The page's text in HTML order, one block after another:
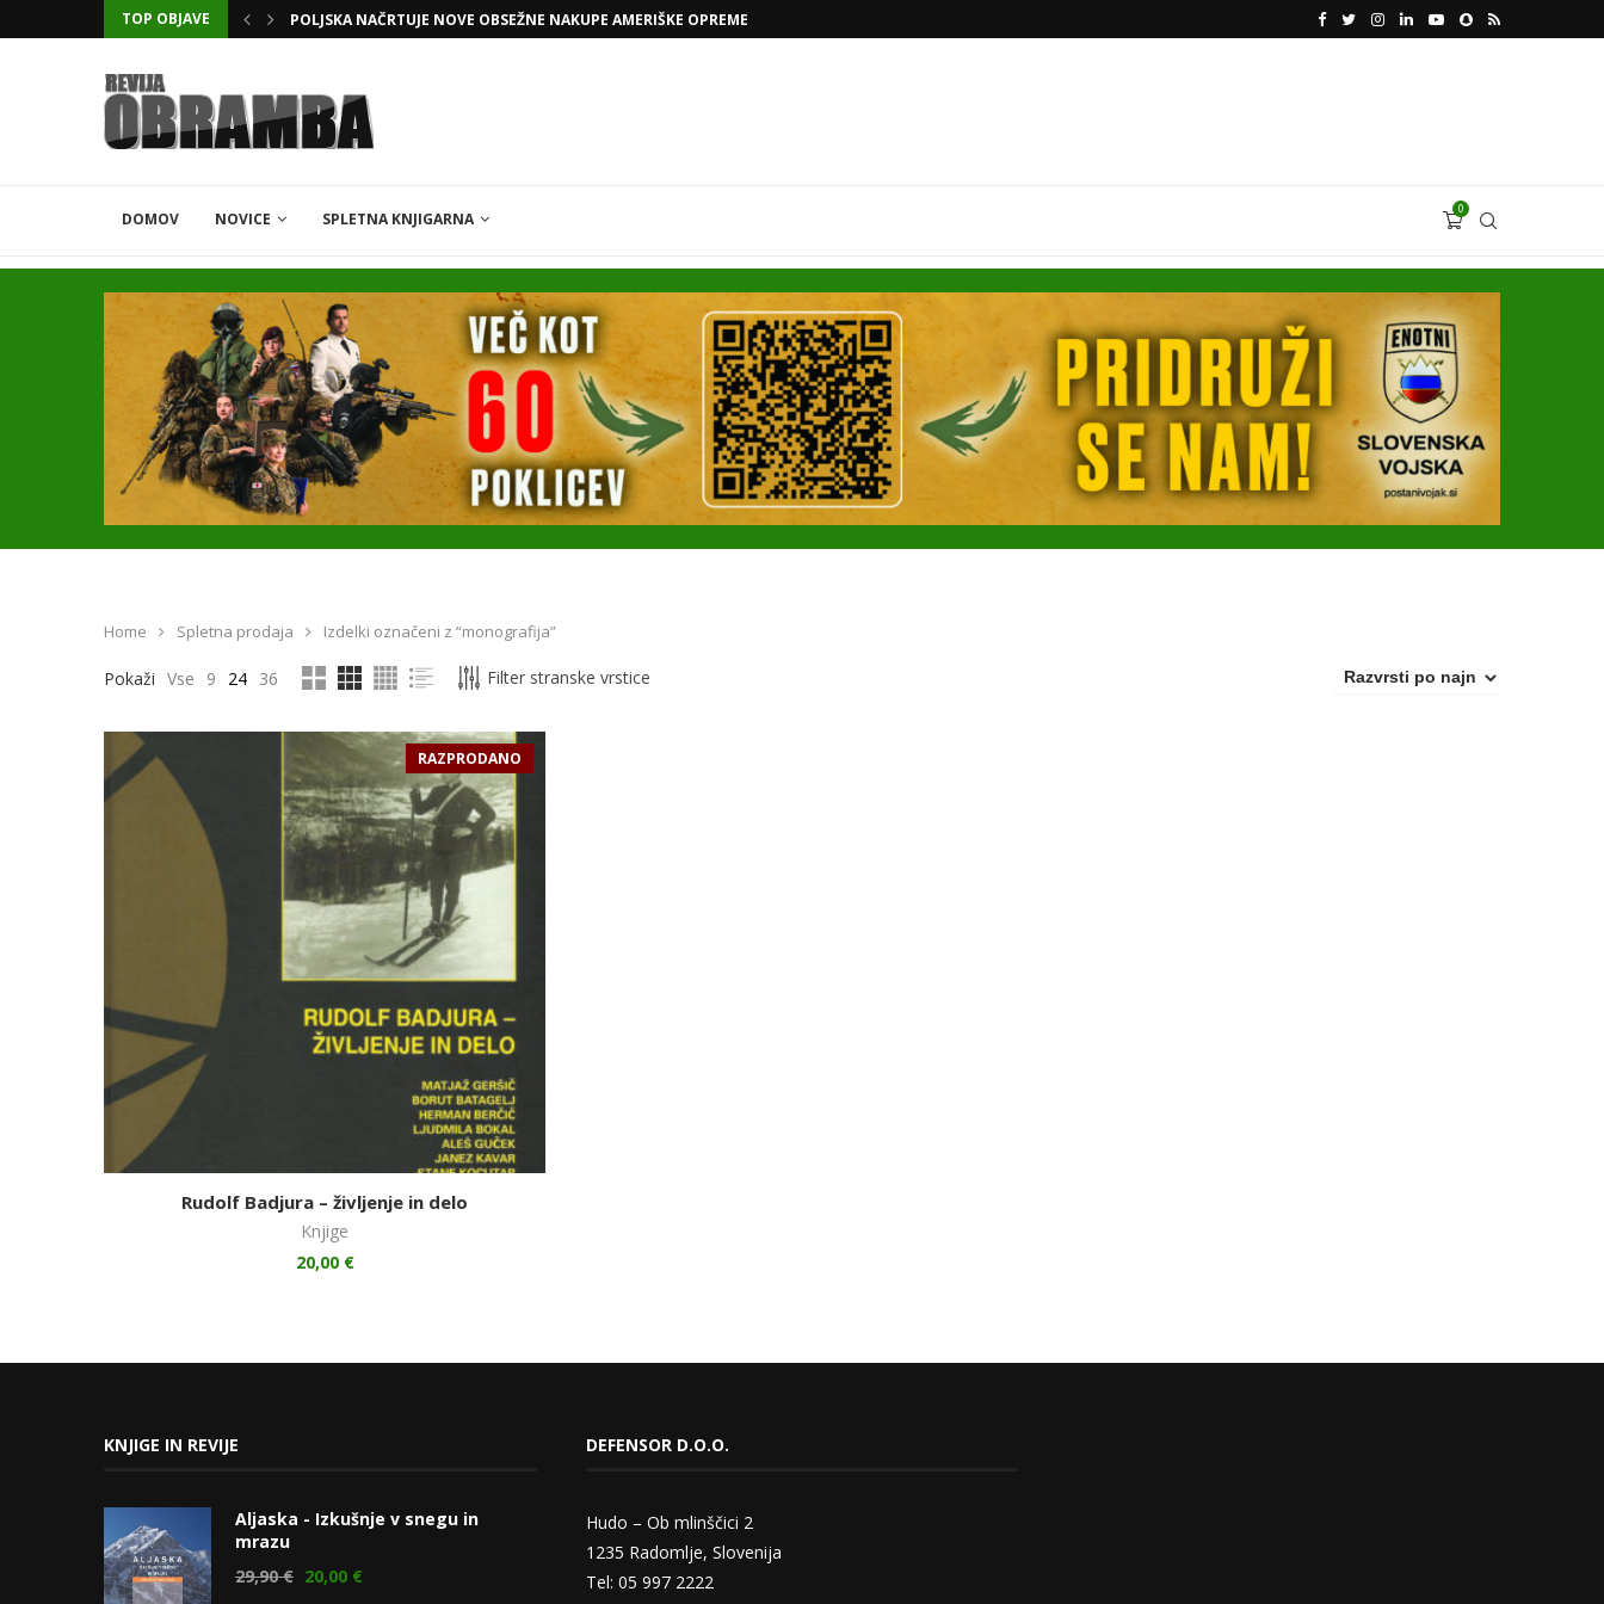
TOP OBJAVE POLJSKA NAČRTUJE NOVE OBSEŽNE NAKUPE AMERIŠKE OPREME KATARSKI DELNIČAR ZAPLETEL VOLKSWAGNOVE
DOMOV NOVICE SPLETNA KNJIGARNA
0
Home Spletna prodaja Izdelki označeni z “monografija”
Pokaži Vse 9 24 36 Filter stranske vrstice
RAZPRODANO
Rudolf Badjura – življenje in delo
Knjige
20,00 €
KNJIGE IN REVIJE
Aljaska - Izkušnje v snegu in
mrazu
29,90€ 20,00 €
DEFENSOR D.O.O.
Hudo – Ob mlinščici 2
1235 Radomlje, Slovenija
Tel: 05 997 2222